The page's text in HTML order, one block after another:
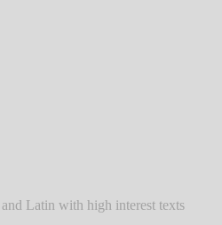
Latin with high interest texts